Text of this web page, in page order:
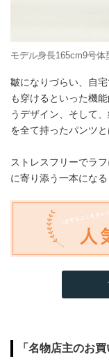
モデル身長165cm9号
皺になりづらい、自
も穿けるといった機
うデザイン、そして
を全て持ったパンツ
ストレスフリーでラ
に寄り添う一本になる
「名物店主のお